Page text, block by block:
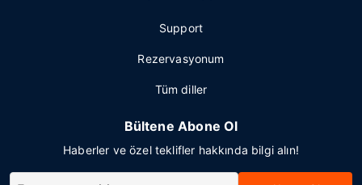
Support
Rezervasyonum
Tüm diller
Bültene Abone Ol
Haberler ve özel teklifler hakkında bilgi alın!